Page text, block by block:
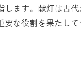
します。献灯は古
要な役割を果たし